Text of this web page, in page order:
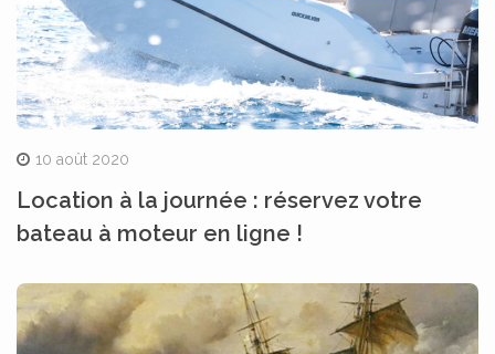
10 août 2020
Location à la journée : réservez votre
bateau à moteur en ligne !